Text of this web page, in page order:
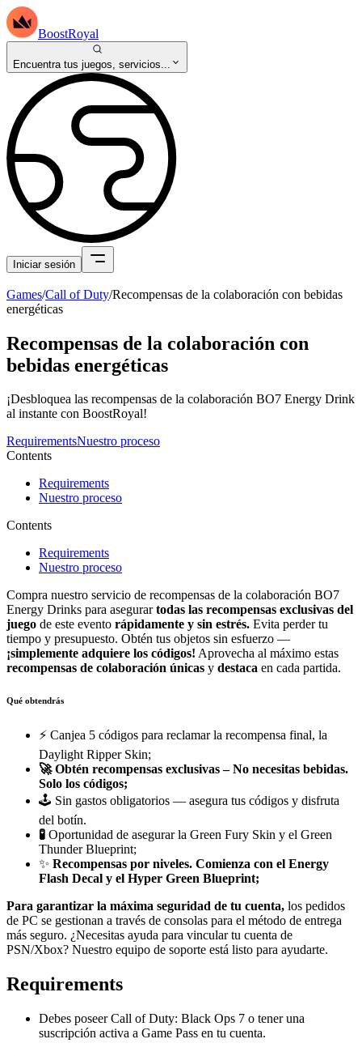
BoostRoyal
Encuentra tus juegos, servicios...
Iniciar sesión
Games/Call of Duty/Recompensas de la colaboración con bebidas
energéticas
Recompensas de la colaboración con
bebidas energéticas
¡Desbloquea las recompensas de la colaboración BO7 Energy Drink
al instante con BoostRoyal!
RequirementsNuestro proceso
Contents
Requirements
Nuestro proceso
Contents
Requirements
Nuestro proceso
Compra nuestro servicio de recompensas de la colaboración BO7
Energy Drinks para asegurartodas las recompensas exclusivas del
juego de este evento rápidamente y sin estrés. Evita perder tu
tiempo y presupuesto. Obtén tus objetos sin esfuerzo —
¡simplemente adquiere los códigos! Aprovecha al máximo estas
recompensas de colaboración únicas y destaca en cada partida.
Qué obtendrás
⚡ Canjea 5 códigos para reclamar la recompensa final, la
Daylight Ripper Skin;
🚀 Obtén recompensas exclusivas – No necesitas bebidas.
Solo los códigos;
🕹️ Sin gastos obligatorios — asegura tus códigos y disfruta
del botín.
🧪 Oportunidad de asegurar la Green Fury Skin y el Green
Thunder Blueprint;
✨ Recompensas por niveles. Comienza con el Energy
Flash Decal y el Hyper Green Blueprint;
Para garantizar la máxima seguridad de tu cuenta, los pedidos
de PC se gestionan a través de consolas para el método de entrega
más seguro. ¿Necesitas ayuda para vincular tu cuenta de
PSN/Xbox? Nuestro equipo de soporte está listo para ayudarte.
Requirements
Debes poseer Call of Duty: Black Ops 7 o tener una
suscripción activa a Game Pass en tu cuenta.